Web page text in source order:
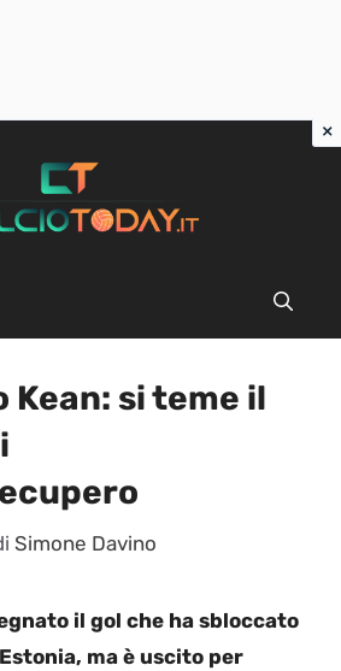
si teme il
Simone Davino
il gol che ha sbloccato
ma è uscito per